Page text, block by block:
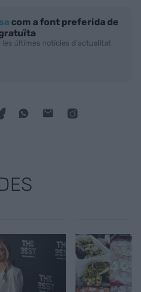
com a font preferida de
últimes notícies d'actualitat